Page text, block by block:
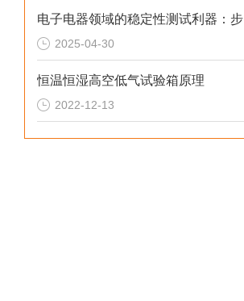
2025-04-30
恒温恒湿高空低气试验箱原理
2022-12-13